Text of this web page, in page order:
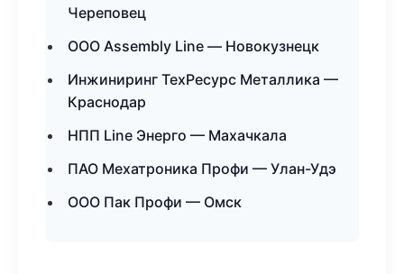
Череповец
ООО Assembly Line — Новокузнецк
Инжиниринг ТехРесурс Металлика —
Краснодар
НПП Line Энерго — Махачкала
ПАО Мехатроника Профи — Улан-Удэ
ООО Пак Профи — Омск